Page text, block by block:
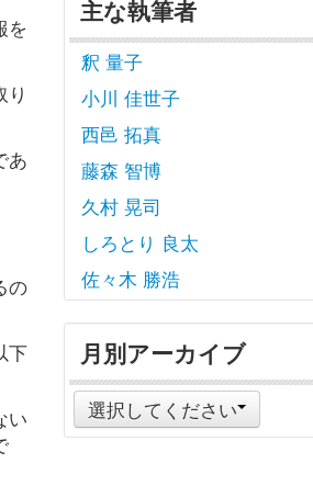
を
あ
の
下
い
主な執筆者
釈 量子
小川 佳世子
西邑 拓真
藤森 智博
久村 晃司
しろとり 良太
佐々木 勝浩
月別アーカイブ
選択してください